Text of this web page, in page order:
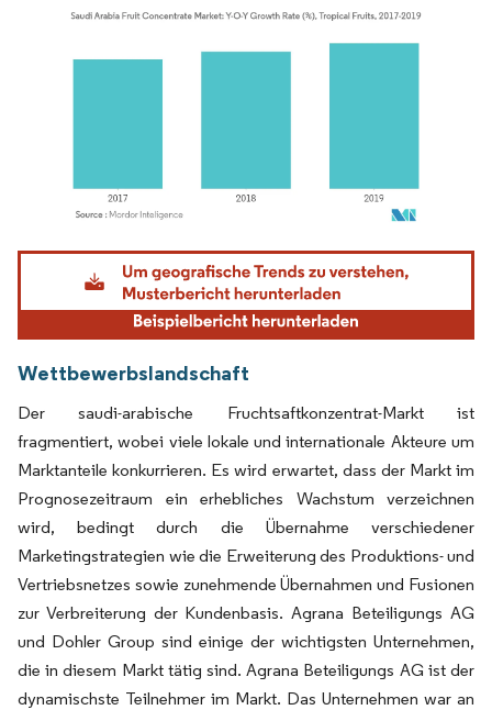
Bild © Mordor Intelligence. Wiederverwendung erfordert Namensnennung gemäß
Wettbewerbslandschaft
Der saudi-arabische Fruchtsaftkonzentrat-Markt ist
fragmentiert, wobei viele lokale und internationale Akteure um
Marktanteile konkurrieren. Es wird erwartet, dass der Markt im
Prognosezeitraum ein erhebliches Wachstum verzeichnen
wird, bedingt durch die Übernahme verschiedener
Marketingstrategien wie die Erweiterung des Produktions- und
Vertriebsnetzes sowie zunehmende Übernahmen und Fusionen
zur Verbreiterung der Kundenbasis. Agrana Beteiligungs AG
und Dohler Group sind einige der wichtigsten Unternehmen,
die in diesem Markt tätig sind. Agrana Beteiligungs AG ist der
dynamischste Teilnehmer im Markt. Das Unternehmen war an